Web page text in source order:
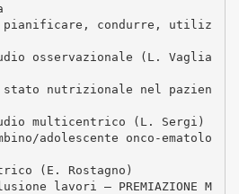
pianificare, condurre, utiliz
osservazionale (L. Vaglia
stato nutrizionale nel pazien
multicentrico (L. Sergi)
adolescente onco-ematolo
(E. Rostagno)
lavori – PREMIAZIONE M